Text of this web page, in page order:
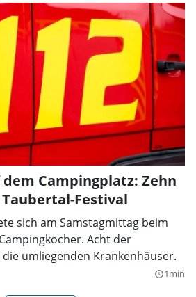
Campingplatz: Zehn
Festival
sich am Samstagmittag beim
Acht der
umliegenden Krankenhäuser.
query_builder1min